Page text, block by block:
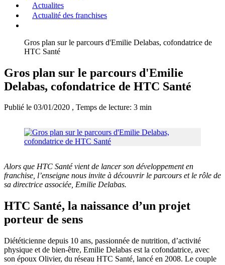
Actualites
Actualité des franchises
Gros plan sur le parcours d'Emilie Delabas, cofondatrice de
HTC Santé
Gros plan sur le parcours d'Emilie
Delabas, cofondatrice de HTC Santé
Publié le 03/01/2020 , Temps de lecture: 3 min
Alors que HTC Santé vient de lancer son développement en
franchise, l’enseigne nous invite à découvrir le parcours et le rôle de
sa directrice associée, Emilie Delabas.
HTC Santé, la naissance d’un projet
porteur de sens
Diététicienne depuis 10 ans, passionnée de nutrition, d’activité
physique et de bien-être, Emilie Delabas est la cofondatrice, avec
son époux Olivier, du réseau HTC Santé, lancé en 2008. Le couple